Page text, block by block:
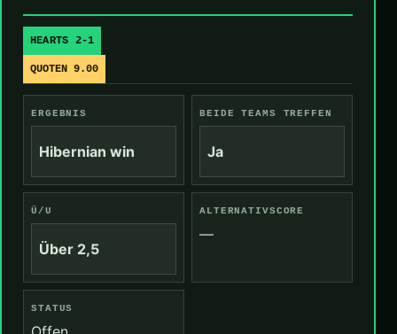
HEARTS 2-1
QUOTEN 9.00
ERGEBNIS
Hibernian win
BEIDE TEAMS TREFFEN
Ja
Ü/U
Über 2,5
ALTERNATIVSCORE
—
STATUS